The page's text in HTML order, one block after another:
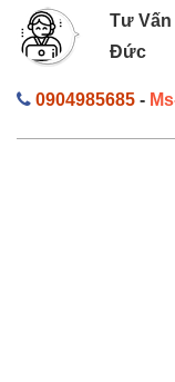
Tư Vấn
Đức
0904985685 -